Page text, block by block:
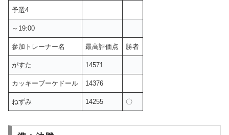
予選4
～19:00
参加トレーナー名 最高評価点 勝者
がすた 14571
カッキーブーケドール 14376
ねずみ 14255 〇